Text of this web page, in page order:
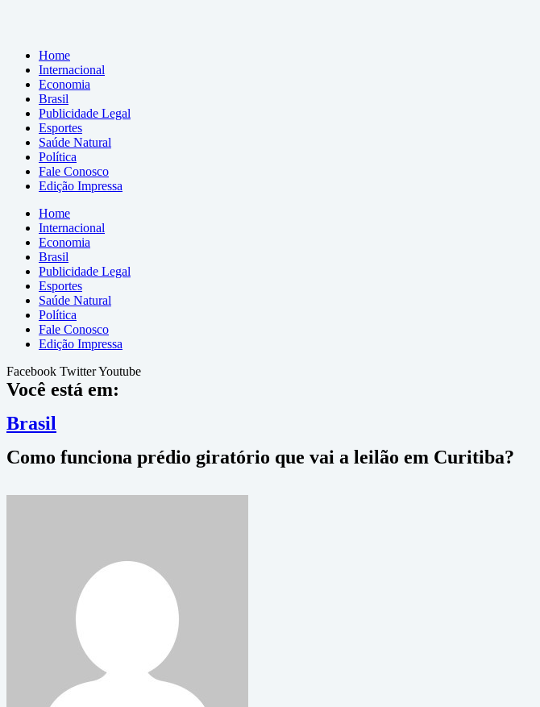
Home
Internacional
Economia
Brasil
Publicidade Legal
Esportes
Saúde Natural
Política
Fale Conosco
Edição Impressa
Home
Internacional
Economia
Brasil
Publicidade Legal
Esportes
Saúde Natural
Política
Fale Conosco
Edição Impressa
Facebook TwitterYoutube
Você está em:
Brasil
Como funciona prédio giratório que vai a leilão em Curitiba?